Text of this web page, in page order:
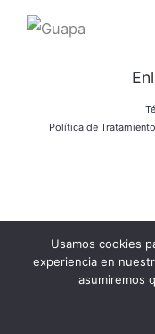
Política de
Usamos cookies
experiencia en
asumiremos